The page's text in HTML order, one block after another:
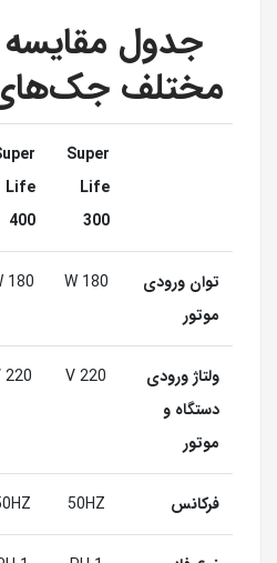
جدول
مختلف جک‌های
Super
Life
300
Life
400
توان ورودی
موتور
180 W
180 W
ولتاژ ورودی
دستگاه و
موتور
220 V
220 V
فرکانس 50HZ